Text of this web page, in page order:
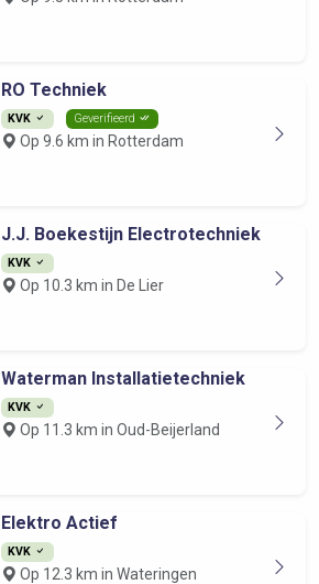
RO Techniek
KVK Geverifieerd
Op 9.6 km in Rotterdam
J.J. Boekestijn Electrotechniek
KVK
Op 10.3 km in De Lier
Waterman Installatietechniek
KVK
Op 11.3 km in Oud-Beijerland
Elektro Actief
KVK
Op 12.3 km in Wateringen